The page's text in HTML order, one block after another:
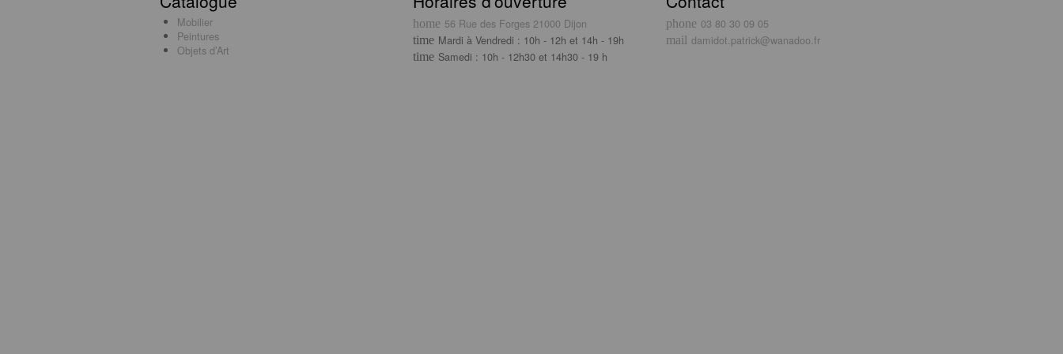
Mobilier
Peintures
Objets d’Art
56 Rue des Forges 21000 Dijon
Mardi à Vendredi : 10h - 12h et 14h - 19h
Samedi : 10h - 12h30 et 14h30 - 19 h
03 80 30 09 05
damidot.patrick@wanadoo.fr